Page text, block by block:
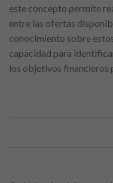
este concepto permite
entre las ofertas
conocimiento sobre
capacidad para
los objetivos financieros